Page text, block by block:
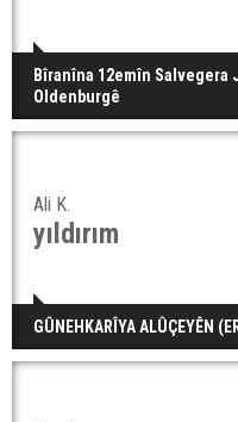
Bîranîna 12emîn Salvegera
Oldenburgê
Ali K.
yıldırım
GÛNEHKARÎYA ALÛÇEYÊN